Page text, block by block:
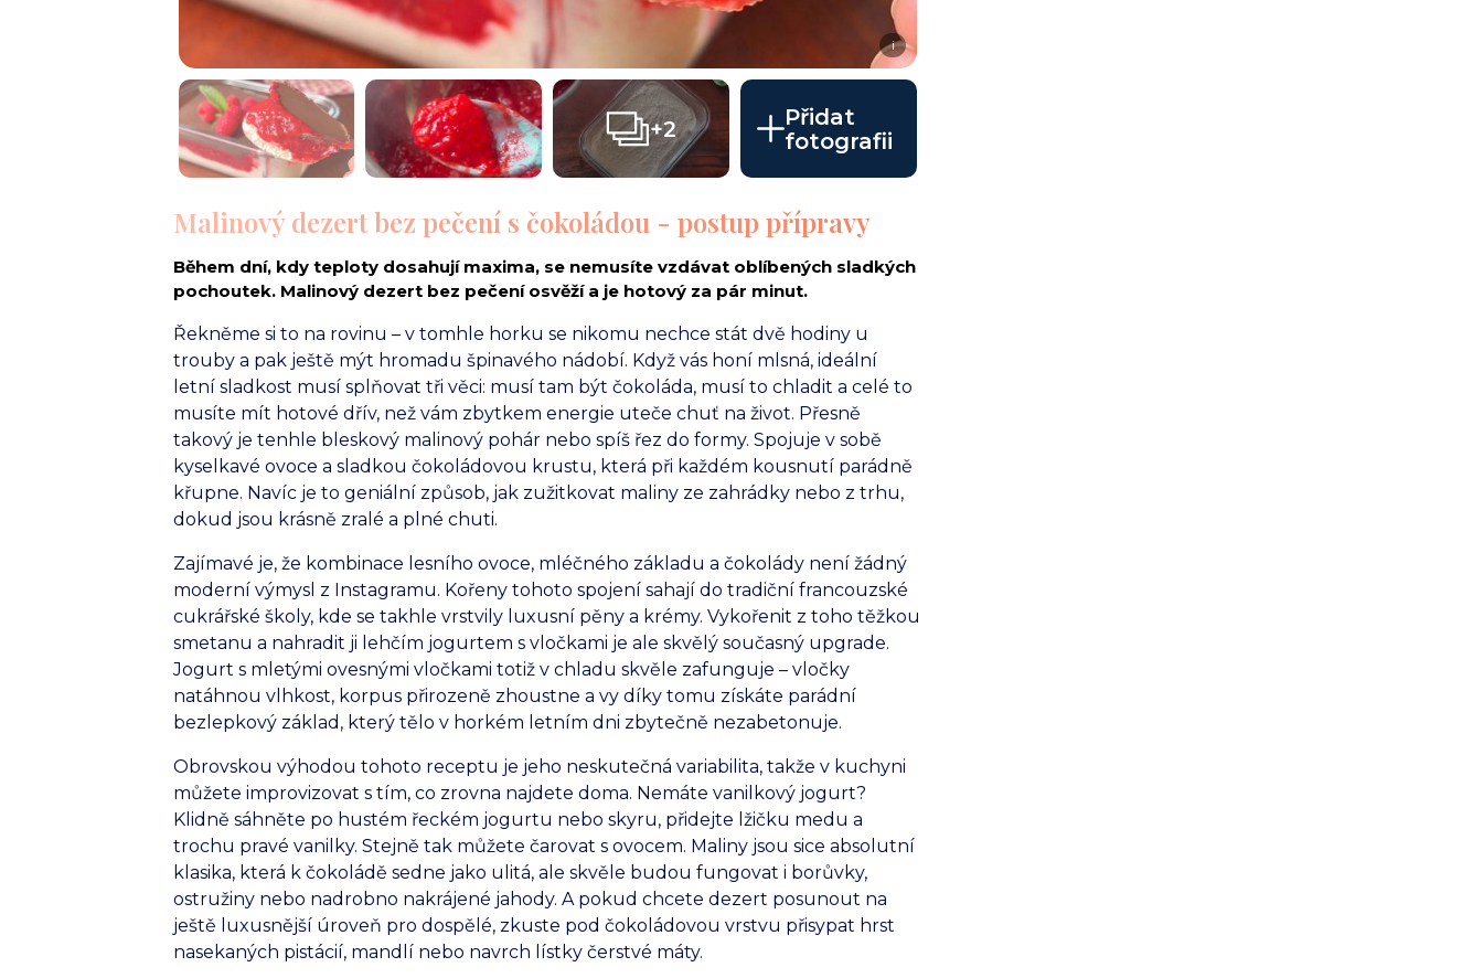
i
+2
Přidat
fotografii
Malinový dezert bez pečení s čokoládou - postup přípravy
Během dní, kdy teploty dosahují maxima, se nemusíte vzdávat oblíbených sladkých
pochoutek. Malinový dezert bez pečení osvěží a je hotový za pár minut.
Řekněme si to na rovinu – v tomhle horku se nikomu nechce stát dvě hodiny u
trouby a pak ještě mýt hromadu špinavého nádobí. Když vás honí mlsná, ideální
letní sladkost musí splňovat tři věci: musí tam být čokoláda, musí to chladit a celé to
musíte mít hotové dřív, než vám zbytkem energie uteče chuť na život. Přesně
takový je tenhle bleskový malinový pohár nebo spíš řez do formy. Spojuje v sobě
kyselkavé ovoce a sladkou čokoládovou krustu, která při každém kousnutí parádně
křupne. Navíc je to geniální způsob, jak zužitkovat maliny ze zahrádky nebo z trhu,
dokud jsou krásně zralé a plné chuti.
Zajímavé je, že kombinace lesního ovoce, mléčného základu a čokolády není žádný
moderní výmysl z Instagramu. Kořeny tohoto spojení sahají do tradiční francouzské
cukrářské školy, kde se takhle vrstvily luxusní pěny a krémy. Vykořenit z toho těžkou
smetanu a nahradit ji lehčím jogurtem s vločkami je ale skvělý současný upgrade.
Jogurt s mletými ovesnými vločkami totiž v chladu skvěle zafunguje – vločky
natáhnou vlhkost, korpus přirozeně zhoustne a vy díky tomu získáte parádní
bezlepkový základ, který tělo v horkém letním dni zbytečně nezabetonuje.
Obrovskou výhodou tohoto receptu je jeho neskutečná variabilita, takže v kuchyni
můžete improvizovat s tím, co zrovna najdete doma. Nemáte vanilkový jogurt?
Klidně sáhněte po hustém řeckém jogurtu nebo skyru, přidejte lžičku medu a
trochu pravé vanilky. Stejně tak můžete čarovat s ovocem. Maliny jsou sice absolutní
klasika, která k čokoládě sedne jako ulitá, ale skvěle budou fungovat i borůvky,
ostružiny nebo nadrobno nakrájené jahody. A pokud chcete dezert posunout na
ještě luxusnější úroveň pro dospělé, zkuste pod čokoládovou vrstvu přisypat hrst
nasekaných pistácií, mandlí nebo navrch lístky čerstvé máty.